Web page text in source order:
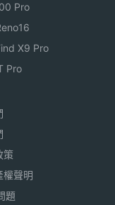
Pro
X9 Pro
Pro
策
權聲明
題